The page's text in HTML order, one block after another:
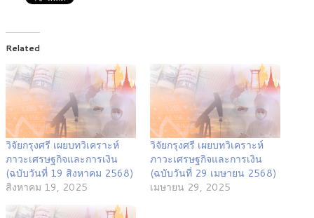
Related
วิจัยกรุงศรี เผยบทวิเคราะห์
ภาวะเศรษฐกิจและการเงิน
(ฉบับวันที่ 19 สิงหาคม 2568)
สิงหาคม 19, 2025
วิจัยกรุงศรี เผยบทวิเคราะห์
ภาวะเศรษฐกิจและการเงิน
(ฉบับวันที่ 29 เมษายน 2568)
เมษายน 29, 2025